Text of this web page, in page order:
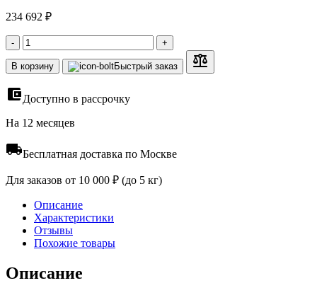
234 692 ₽
- +
В корзину Быстрый заказ
Доступно в рассрочку
На 12 месяцев
Бесплатная доставка по Москве
Для заказов от 10 000 ₽ (до 5 кг)
Описание
Характеристики
Отзывы
Похожие товары
Описание